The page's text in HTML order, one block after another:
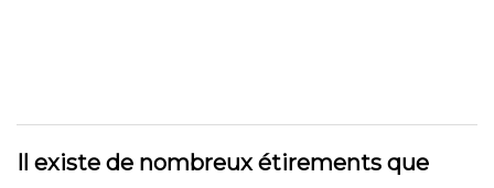
Il existe de nombreux étirements que